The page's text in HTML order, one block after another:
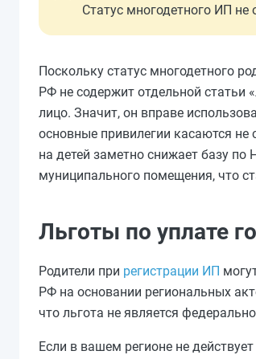
Статус многодетного ИП
Поскольку статус многодетного
РФ не содержит отдельной
лицо. Значит, он вправе
основные привилегии касаются
на детей заметно снижает базу
муниципального помещения, что
Льготы по уплате
Родители при регистрации ИП
РФ на основании региональных
что льгота не является
Если в вашем регионе не